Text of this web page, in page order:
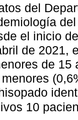
del
el inicio
de 2021,
de
10